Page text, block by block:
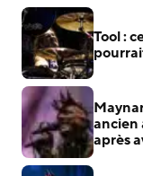
Tool :
ancien
après